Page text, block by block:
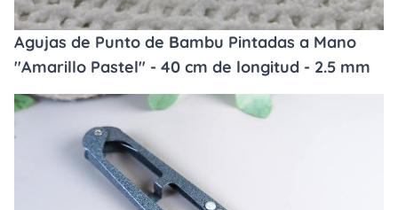
Agujas de Punto de Bambu Pintadas a Mano
"Amarillo Pastel" - 40 cm de longitud - 2.5 mm